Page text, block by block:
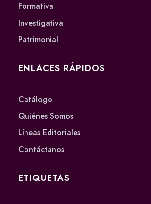
Formativa
Investigativa
Patrimonial
ENLACES RÁPIDOS
Catálogo
Quiénes Somos
Líneas Editoriales
Contáctanos
ETIQUETAS